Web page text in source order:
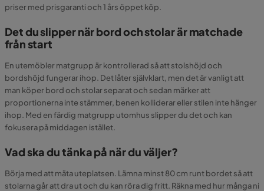
priser med prisgaranti och 1 års öppet köp.
Det du slipper när bord och stolar är matchade
från start
En utemöbler matgrupp är kontrollerad så att stolshöjd och
bordshöjd fungerar ihop. Det låter självklart, men det är vanligt att
man köper bord och stolar separat och sedan märker att
proportionerna inte stämmer, benen kolliderar eller stilen inte hänger
ihop. Med en färdig matgrupp utomhus slipper du det och kan
fokusera på middagen istället.
Vad ska du tänka på när du väljer?
Börja med att mäta uteplatsen. Lämna minst 80 cm runt bordet så att
stolarna går att dra ut och du kan röra dig fritt. Räkna med hur många ni